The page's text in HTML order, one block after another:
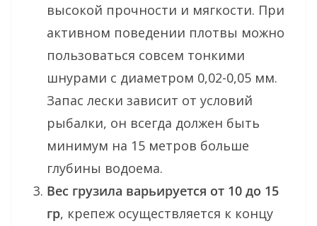
высокой прочности и мягкости. При
активном поведении плотвы можно
пользоваться совсем тонкими
шнурами с диаметром 0,02-0,05 мм.
Запас лески зависит от условий
рыбалки, он всегда должен быть
минимум на 15 метров больше
глубины водоема.
Вес грузила варьируется от 10 до 15
гр, крепеж осуществляется к концу